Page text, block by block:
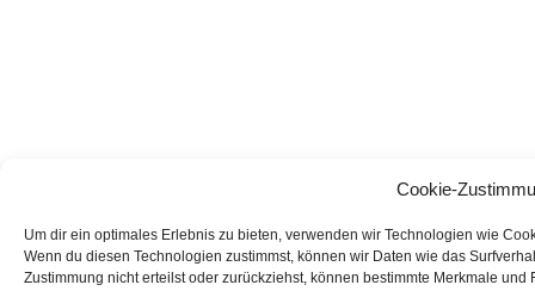
Cookie-
Um dir ein optimales Erlebnis zu bieten, verwenden wir Technologien wie
Wenn du diesen Technologien zustimmst, können wir Daten wie das
Zustimmung nicht erteilst oder zurückziehst, können bestimmte Merkmale